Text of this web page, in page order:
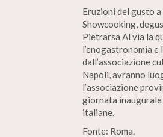
Eruzioni del gusto
Showcooking,
Pietrarsa Al via la
l’enogastronomia
dall’associazione
Napoli, avranno
l’associazione
giornata
italiane.
Fonte: Roma.